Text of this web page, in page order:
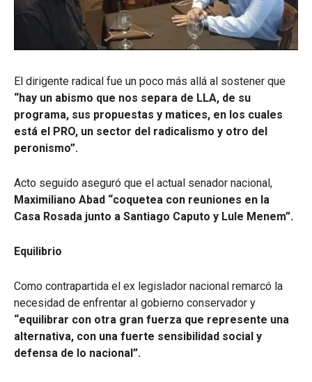
El dirigente radical fue un poco más allá al sostener que
“hay un abismo que nos separa de LLA, de su
programa, sus propuestas y matices, en los cuales
está el PRO, un sector del radicalismo y otro del
peronismo”.
Acto seguido aseguró que el actual senador nacional,
Maximiliano Abad “coquetea con reuniones en la
Casa Rosada junto a Santiago Caputo y Lule Menem”.
Equilibrio
Como contrapartida el ex legislador nacional remarcó la
necesidad de enfrentar al gobierno conservador y
“equilibrar con otra gran fuerza que represente una
alternativa, con una fuerte sensibilidad social y
defensa de lo nacional”.